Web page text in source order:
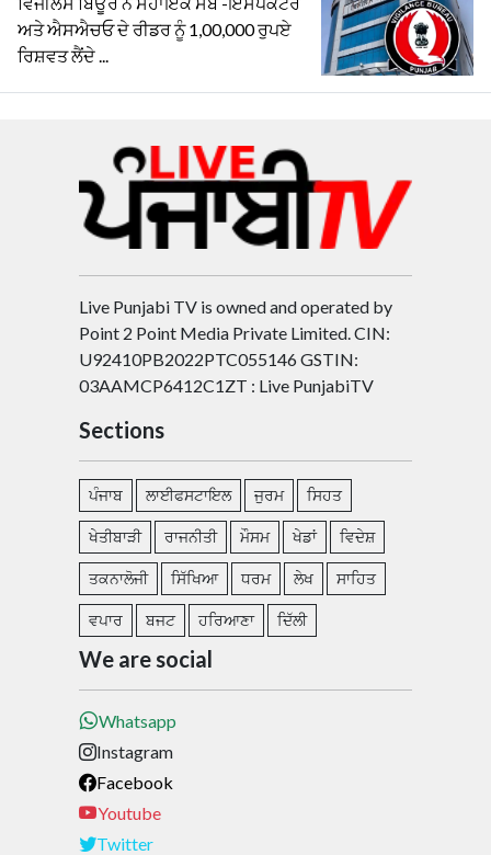
ਅਤੇ ਐਸਐਚਓ ਦੇ ਰੀਡਰ ਨੂੰ 1,00,000 ਰੁਪਏ
ਰਿਸ਼ਵਤ ਲੈਂਦੇ ...
Live Punjabi TV is owned and operated by
Point 2 Point Media Private Limited. CIN:
U92410PB2022PTC055146 GSTIN:
03AAMCP6412C1ZT : Live PunjabiTV
Sections
ਪੰਜਾਬ ਲਾਈਫਸਟਾਇਲ ਜੁਰਮ ਸਿਹਤ
ਖੇਤੀਬਾੜੀ ਰਾਜਨੀਤੀ ਮੌਸਮ ਖੇਡਾਂ ਵਿਦੇਸ਼
ਤਕਨਾਲੋਜੀ ਸਿੱਖਿਆ ਧਰਮ ਲੇਖ ਸਾਹਿਤ
ਵਪਾਰ ਬਜਟ ਹਰਿਆਣਾ ਦਿੱਲੀ
We are social
Whatsapp
Instagram
Facebook
Youtube
Twitter